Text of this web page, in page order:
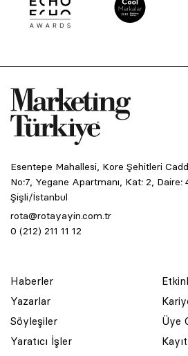
Esentepe Mahallesi, Kore Şehitleri
No:7, Yegane Apartmanı, Kat: 2, Daire:
Şişli/İstanbul
rota@rotayayin.com.tr
0 (212) 211 11 12
Haberler
Yazarlar
Söyleşiler
Yaratıcı İşler
Üye